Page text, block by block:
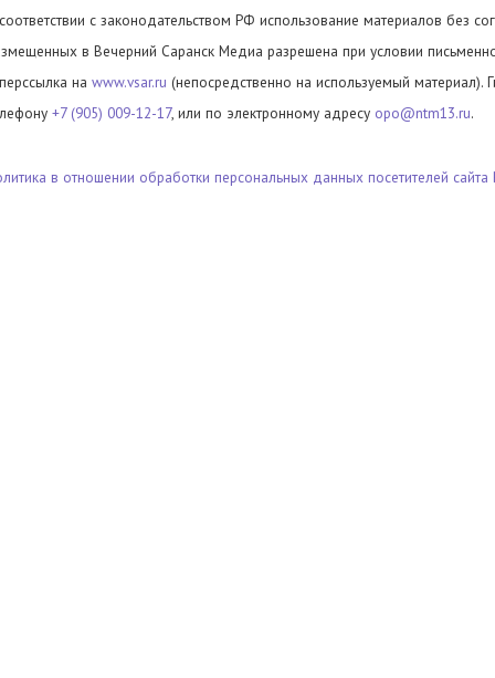
с законодательством РФ использование материалов без
в Вечерний Саранск Медиа разрешена при условии
на www.vsar.ru (непосредственно на используемый материал).
+7 (905) 009-12-17, или по электронному адресу opo@ntm13.ru.
в отношении обработки персональных данных посетителей